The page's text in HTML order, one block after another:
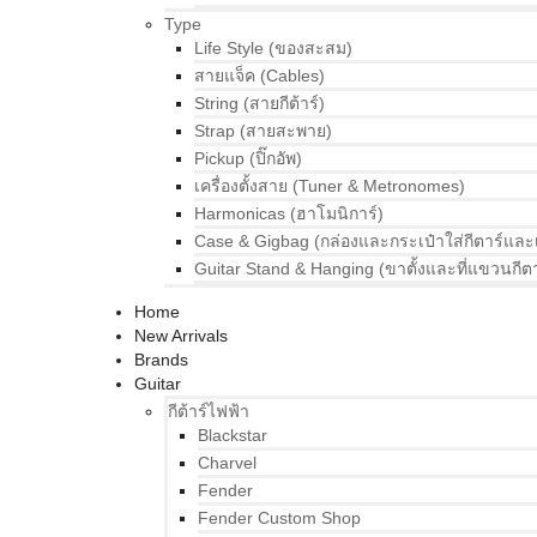
Type
Life Style (ของสะสม)
สายแจ็ค (Cables)
String (สายกีต้าร์)
Strap (สายสะพาย)
Pickup (ปิ๊กอัพ)
เครื่องตั้งสาย (Tuner & Metronomes)
Harmonicas (ฮาโมนิการ์)
Case & Gigbag (กล่องและกระเป๋าใส่กีตาร์และ
Guitar Stand & Hanging (ขาตั้งและที่แขวนกีต
Home
New Arrivals
Brands
Guitar
กีต้าร์ไฟฟ้า
Blackstar
Charvel
Fender
Fender Custom Shop